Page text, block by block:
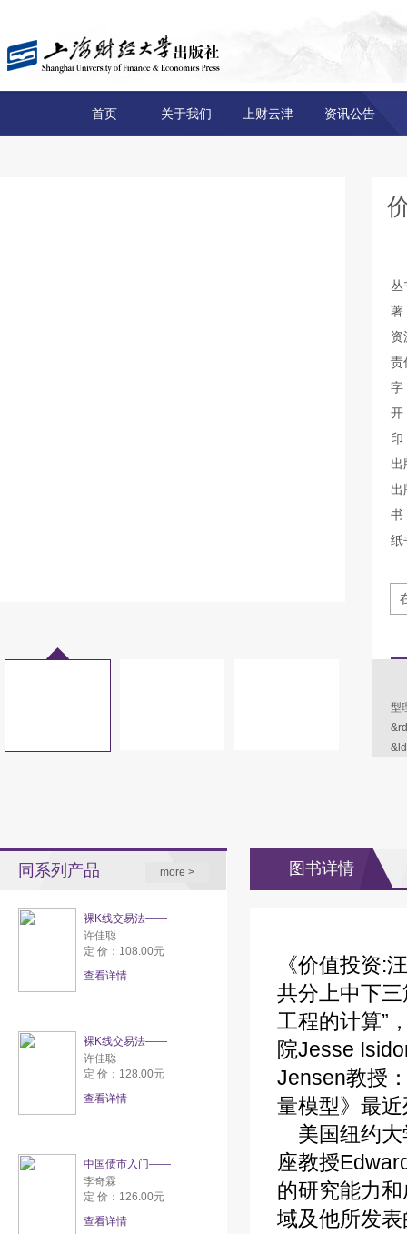
首页 关于我们 上财云津 资讯公告
丛
著
资
责
出
出
纸
型
同系列产品 more >
裸K线交易法——
许佳聪
定 价：108.00元
查看详情
裸K线交易法——
许佳聪
定 价：128.00元
查看详情
中国债市入门——
李奇霖
定 价：126.00元
查看详情
图书详情
《价值投资:
共分上中下三
工程的计算”
院Jesse
Jensen教授
量模型》最
美国纽约大
座教授
的研究能力
域及他所发